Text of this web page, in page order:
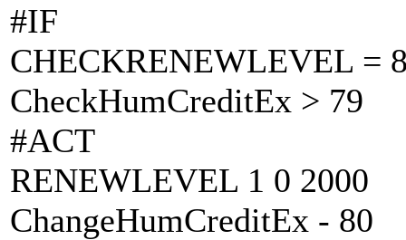
#IF
CHECKRENEWLEVEL =
CheckHumCreditEx > 79
#ACT
RENEWLEVEL 1 0 2000
ChangeHumCreditEx - 80